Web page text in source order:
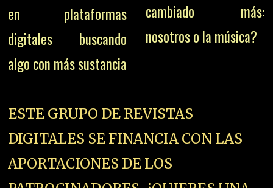
en plataformas
digitales buscando
algo con más sustancia
cambiado más:
nosotros o la música?
ESTE GRUPO DE REVISTAS
DIGITALES SE FINANCIA CON LAS
APORTACIONES DE LOS